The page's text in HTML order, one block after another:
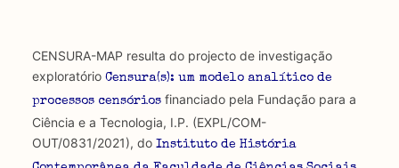
Os resultados obtidos podem ser exportados em formato
.csv para importação em programas de folha de cálculo
CENSURA-MAP resulta do projecto de investigação
exploratório Censura(s): um modelo analítico de
processos censóriosfinanciado pela Fundação para a
Ciência e a Tecnologia, I.P. (EXPL/COM-
OUT/0831/2021), do Instituto de História